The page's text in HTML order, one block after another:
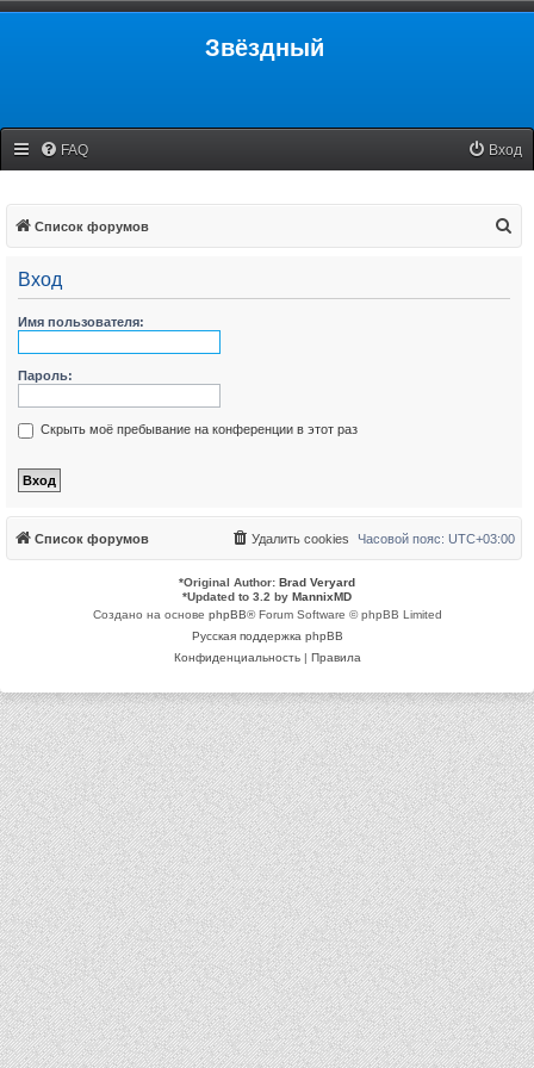
Звёздный
FAQ Вход
Список форумов
Вход
Имя пользователя:
Пароль:
Скрыть моё пребывание на конференции в этот раз
Список форумов Часовой пояс: UTC+03:00
Удалить cookies
*Original Author: Brad Veryard
*Updated to 3.2 by MannixMD
Создано на основе phpBB® Forum Software © phpBB Limited
Русская поддержка phpBB
Конфиденциальность| Правила